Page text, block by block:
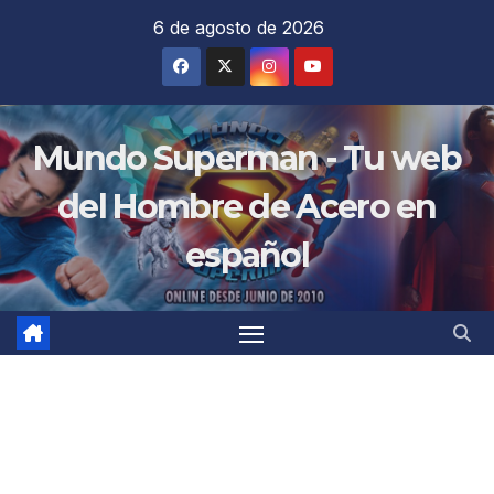
6 de agosto de 2026
Mundo Superman - Tu web
del Hombre de Acero en
español